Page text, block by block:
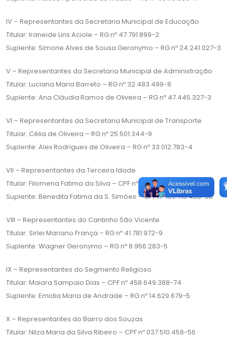
IV – Representantes da Secretaria Municipal de Educação
Titular: Iraneide Lins Aciole – RG nº 47.791.899-2
Suplente: Simone Alves de Sousa Geronymo – RG nº 24.241.027-3
V – Representantes da Secretaria Municipal de Administração
Titular: Luciana Maria Barreto – RG nº 32.483.499-8
Suplente: Ana Cláudia Ramos de Oliveira – RG nº 47.445.327-3
VI – Representantes da Secretaria Municipal de Transporte
Titular: Célia de Oliveira – RG nº 25.501.344-9
Suplente: Alex Rodrigues de Oliveira – RG nº 33.012.783-4
VII – Representantes da Terceira Idade
Titular: Filomena Fatima da Silva – CPF nº 109.716.308-36
Suplente: Benedita Fatima da S. Simões – CPF nº 109.716.468-30
VIII – Representantes do Cantinho São Vicente
Titular: Sirlei Mariano França – RG nº 41.781.972-9
Suplente: Wagner Geronymo – RG nº 8.956.283-5
IX – Representantes do Segmento Religioso
Titular: Maiara Sampaio Dias – CPF nº 458.649.388-74
Suplente: Emidia Maria de Andrade – RG nº 14.629.679-5
X – Representantes do Bairro dos Souzas
Titular: Nilza Maria da Silva Ribeiro – CPF nº 037.510.458-56